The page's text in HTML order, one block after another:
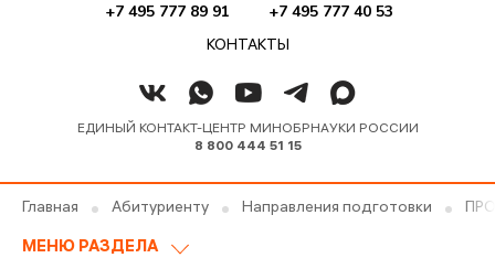
+7 495 777 89 91 +7 495 777 40 53
КОНТАКТЫ
ЕДИНЫЙ КОНТАКТ-ЦЕНТР МИНОБРНАУКИ РОССИИ
8 800 444 51 15
Главная Абитуриенту Направления подготовки
МЕНЮ РАЗДЕЛА